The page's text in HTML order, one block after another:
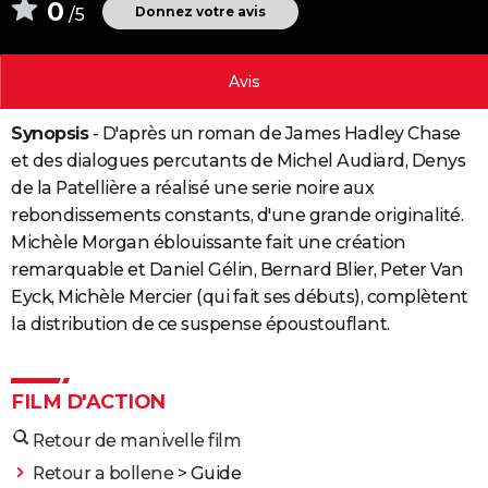
Destinations
City break
Voyage nature
Voyage de noces
Forum
Climat
+PHOTO
BONS PLANS
CARTE DE VOEUX
Carte de Noël
Carte Bonne année
Carte Saint-Valentin
Carte Pâques
Carte d'anniversaire
Dictionnaire
Biographies
Citations
Expressions
Proverbes
PROGRAMME TV
COPAINS D'AVANT
S'inscrire
Se connecter
Lycées
Collèges
Primaires
Universités
Entreprises
Service militaire
Avis de recherche
AVIS DE DÉCÈS
FORUM
0 /5 Donnez votre avis
Avis
Synopsis- D'après un roman de James Hadley Chase
et des dialogues percutants de Michel Audiard, Denys
de la Patellière a réalisé une serie noire aux
rebondissements constants, d'une grande originalité.
Michèle Morgan éblouissante fait une création
remarquable et Daniel Gélin, Bernard Blier, Peter Van
Eyck, Michèle Mercier (qui fait ses débuts), complètent
la distribution de ce suspense époustouflant.
FILM D'ACTION
Retour de manivelle film
Retour a bollene > Guide